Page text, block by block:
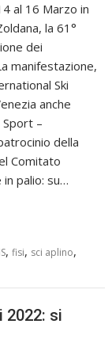
al 16 Marzo in
la 61°
dei
manifestazione,
Ski
anche
–
della
Comitato
in palio: su…
,fisi, sci aplino,
2022: si